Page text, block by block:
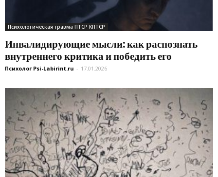
Психологическая травма ПТСР КПТСР
Инвалидирующие мысли: как распознать
внутреннего критика и победить его
Психолог Psi-Labirint.ru - 17.01.2026